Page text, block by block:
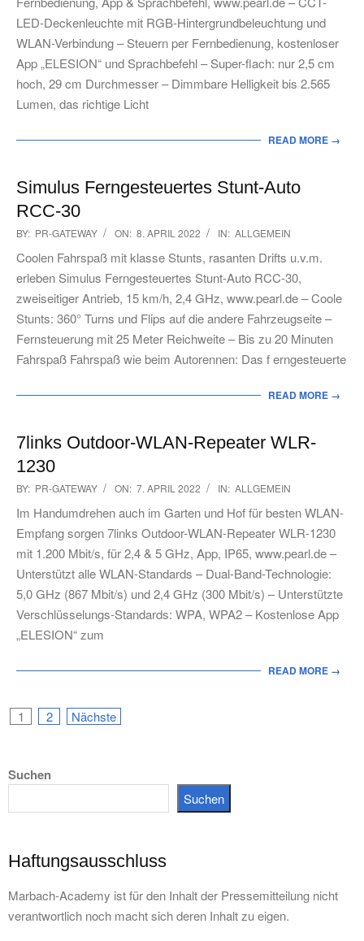
LED-Deckenleuchte mit RGB-Hintergrundbeleuchtung und
WLAN-Verbindung – Steuern per Fernbedienung, kostenloser
App „ELESION“ und Sprachbefehl – Super-flach: nur 2,5 cm
hoch, 29 cm Durchmesser – Dimmbare Helligkeit bis 2.565
Lumen, das richtige Licht
READ MORE →
Simulus Ferngesteuertes Stunt-Auto
RCC-30
2022-
04-
08
BY: PR-GATEWAY ON: 8. APRIL 2022 IN: ALLGEMEIN
Coolen Fahrspaß mit klasse Stunts, rasanten Drifts u.v.m.
erleben Simulus Ferngesteuertes Stunt-Auto RCC-30,
zweiseitiger Antrieb, 15 km/h, 2,4 GHz, www.pearl.de – Coole
Stunts: 360° Turns und Flips auf die andere Fahrzeugseite –
Fernsteuerung mit 25 Meter Reichweite – Bis zu 20 Minuten
Fahrspaß Fahrspaß wie beim Autorennen: Das f erngesteuerte
READ MORE →
7links Outdoor-WLAN-Repeater WLR-
1230
2022-
04-
07
BY: PR-GATEWAY ON: 7. APRIL 2022 IN: ALLGEMEIN
Im Handumdrehen auch im Garten und Hof für besten WLAN-
Empfang sorgen 7links Outdoor-WLAN-Repeater WLR-1230
mit 1.200 Mbit/s, für 2,4 & 5 GHz, App, IP65, www.pearl.de –
Unterstützt alle WLAN-Standards – Dual-Band-Technologie:
5,0 GHz (867 Mbit/s) und 2,4 GHz (300 Mbit/s) – Unterstützte
Verschlüsselungs-Standards: WPA, WPA2 – Kostenlose App
„ELESION“ zum
READ MORE →
Seitennummerierung
Beiträge
1 2 Nächste
Suchen
Suchen
Haftungsausschluss
Marbach-Academy ist für den Inhalt der Pressemitteilung nicht
verantwortlich noch macht sich deren Inhalt zu eigen.